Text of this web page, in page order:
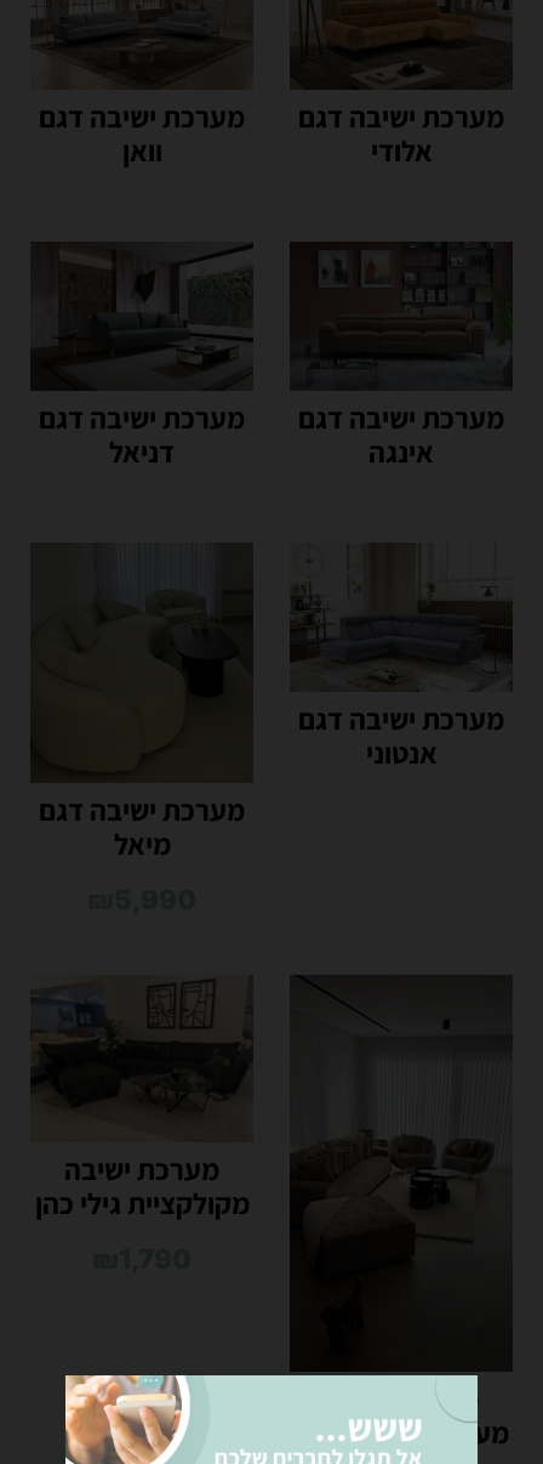
מערכת ישיבה דגם
אלודי
מערכת ישיבה דגם
וואן
מערכת ישיבה דגם
אינגה
מערכת ישיבה דגם
דניאל
מערכת ישיבה דגם
אנטוני
מערכת ישיבה דגם
מיאל
מערכת ישיבה
מעוגלת מקולקציית
מערכת ישיבה
מקולקציית גילי כהן